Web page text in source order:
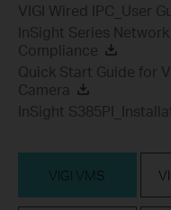
VIGI Wired IPC_User
InSight Series
Compliance
Quick Start Guide for
Camera
InSight
VIGI VMS